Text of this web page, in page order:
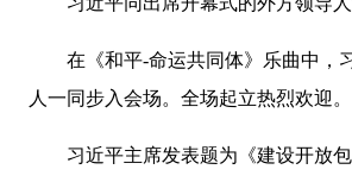
在《和平-命运共同体》乐曲中，
人一同步入会场。全场起立热烈欢迎。
习近平主席发表题为《建设开放包